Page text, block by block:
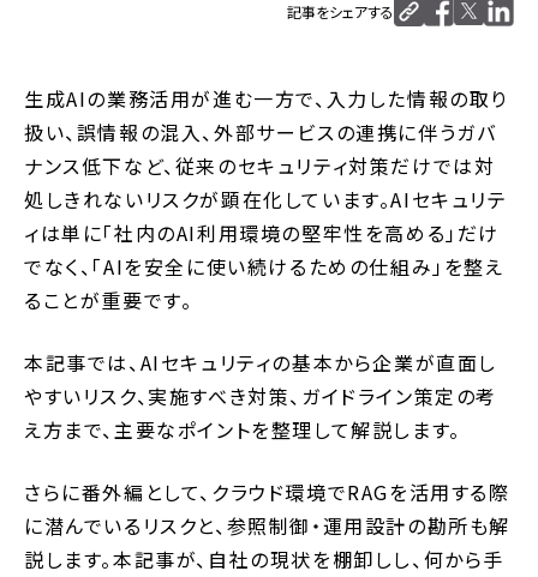
記事をシェアする
生成AIの業務活用が進む一方で、入力した情報の取り
扱い、誤情報の混入、外部サービスの連携に伴うガバ
ナンス低下など、従来のセキュリティ対策だけでは対
処しきれないリスクが顕在化しています。AIセキュリテ
ィは単に「社内のAI利用環境の堅牢性を高める」だけ
でなく、「AIを安全に使い続けるための仕組み」を整え
ることが重要です。
本記事では、AIセキュリティの基本から企業が直面し
やすいリスク、実施すべき対策、ガイドライン策定の考
え方まで、主要なポイントを整理して解説します。
さらに番外編として、クラウド環境でRAGを活用する際
に潜んでいるリスクと、参照制御・運用設計の勘所も解
説します。本記事が、自社の現状を棚卸しし、何から手